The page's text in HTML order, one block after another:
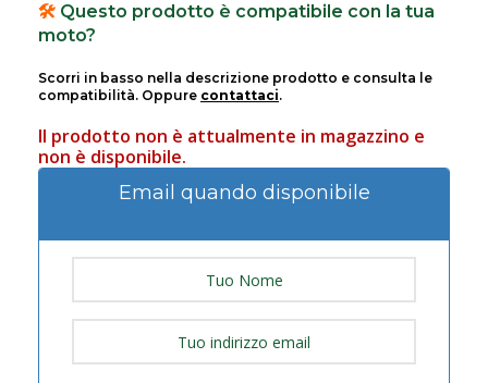
🛠️ Questo prodotto è compatibile con la tua
moto?
Scorri in basso nella descrizione prodotto e consulta le
compatibilità. Oppure contattaci.
Il prodotto non è attualmente in magazzino e
non è disponibile.
Email quando disponibile